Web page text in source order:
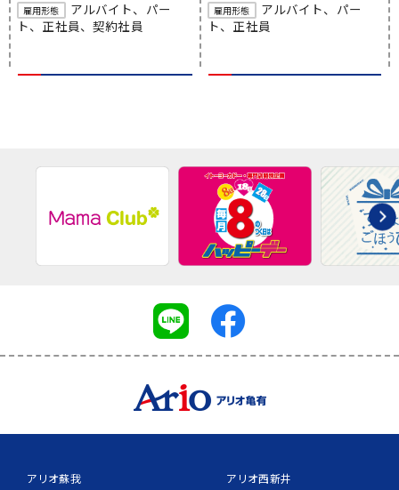
雇用形態
アルバイト、パー
ト、正社員、契約社員
雇用形態
アルバイト、パー
ト、正社員
アリオ蘇我 アリオ西新井